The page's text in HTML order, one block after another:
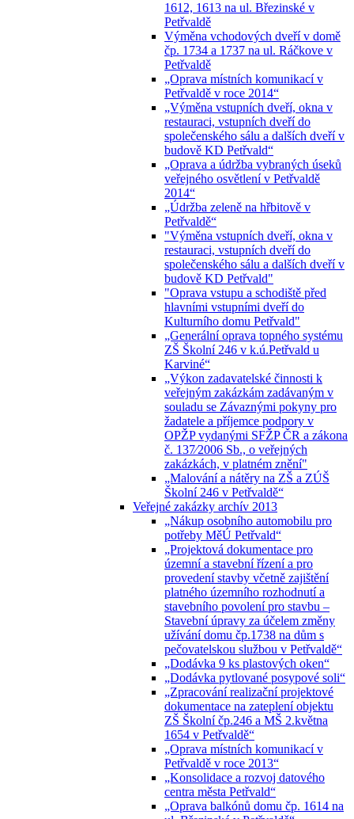
1612, 1613 na ul. Březinské v
Petřvaldě
Výměna vchodových dveří v domě
čp. 1734 a 1737 na ul. Ráčkove v
Petřvaldě
„Oprava místních komunikací v
Petřvaldě v roce 2014“
„Výměna vstupních dveří, okna v
restauraci, vstupních dveří do
společenského sálu a dalších dveří v
budově KD Petřvald“
„Oprava a údržba vybraných úseků
veřejného osvětlení v Petřvaldě
2014“
„Údržba zeleně na hřbitově v
Petřvaldě“
"Výměna vstupních dveří, okna v
restauraci, vstupních dveří do
společenského sálu a dalších dveří v
budově KD Petřvald"
"Oprava vstupu a schodiště před
hlavními vstupními dveří do
Kulturního domu Petřvald"
„Generální oprava topného systému
ZŠ Školní 246 v k.ú.Petřvald u
Karviné“
„Výkon zadavatelské činnosti k
veřejným zakázkám zadávaným v
souladu se Závaznými pokyny pro
žadatele a příjemce podpory v
OPŽP vydanými SFŽP ČR a zákona
č. 137⁄2006 Sb., o veřejných
zakázkách, v platném znění"
„Malování a nátěry na ZŠ a ZÚŠ
Školní 246 v Petřvaldě“
Veřejné zakázky archív 2013
„Nákup osobního automobilu pro
potřeby MěÚ Petřvald“
„Projektová dokumentace pro
územní a stavební řízení a pro
provedení stavby včetně zajištění
platného územního rozhodnutí a
stavebního povolení pro stavbu –
Stavební úpravy za účelem změny
užívání domu čp.1738 na dům s
pečovatelskou službou v Petřvaldě“
„Dodávka 9 ks plastových oken“
„Dodávka pytlované posypové soli“
„Zpracování realizační projektové
dokumentace na zateplení objektu
ZŠ Školní čp.246 a MŠ 2.května
1654 v Petřvaldě“
„Oprava místních komunikací v
Petřvaldě v roce 2013“
„Konsolidace a rozvoj datového
centra města Petřvald“
„Oprava balkónů domu čp. 1614 na